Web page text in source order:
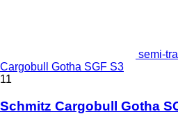
semi-
Cargobull Gotha SGF S3
11
Schmitz Cargobull Gotha